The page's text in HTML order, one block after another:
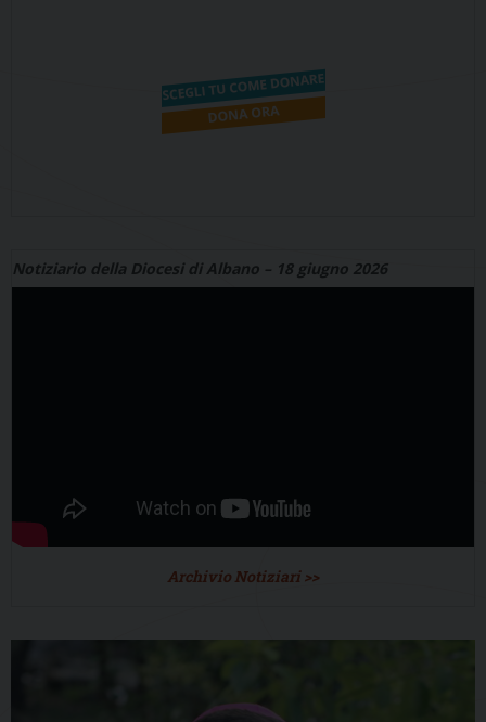
Notiziario della Diocesi di Albano – 18 giugno 2026
Archivio Notiziari >>